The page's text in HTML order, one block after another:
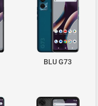
BLU G73